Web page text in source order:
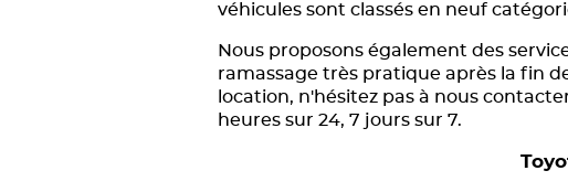
véhicules sont classés en neuf
Nous proposons également des
ramassage très pratique après la fin
location, n'hésitez pas à nous
heures sur 24, 7 jours sur 7.